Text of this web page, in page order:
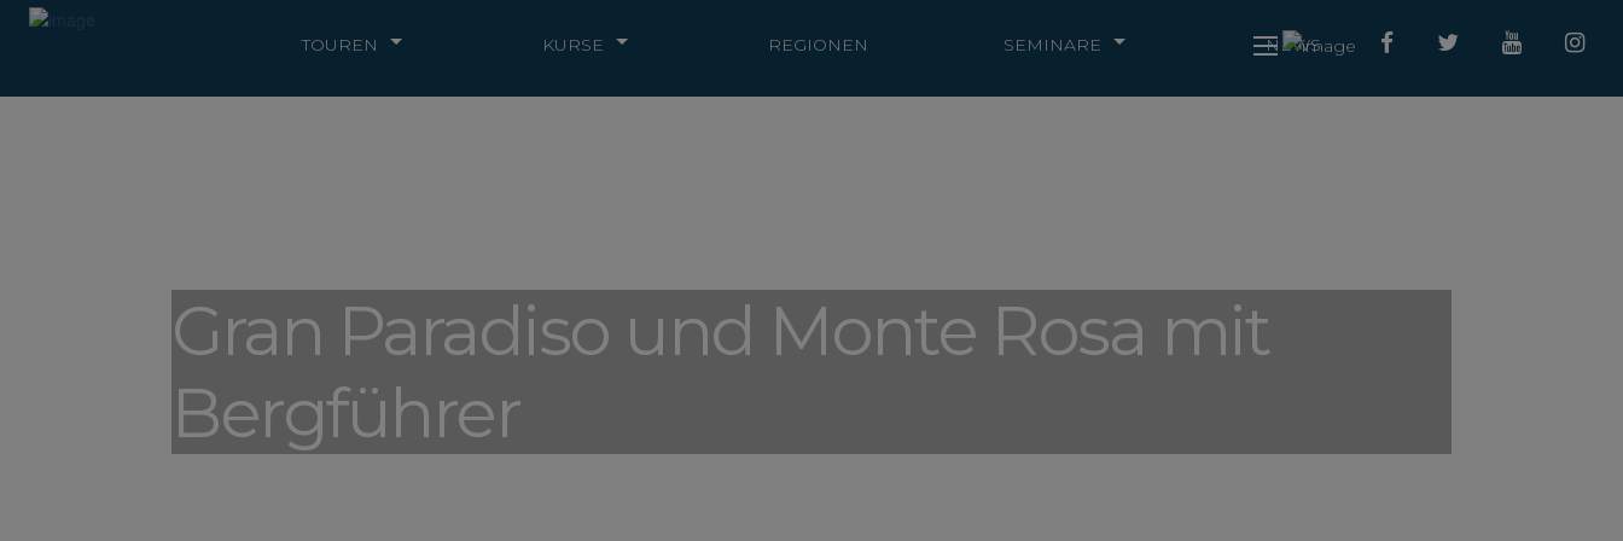
TOUREN KURSE REGIONEN SEMINARE NEWS
Gran Paradiso und Monte Rosa mit
Bergführer